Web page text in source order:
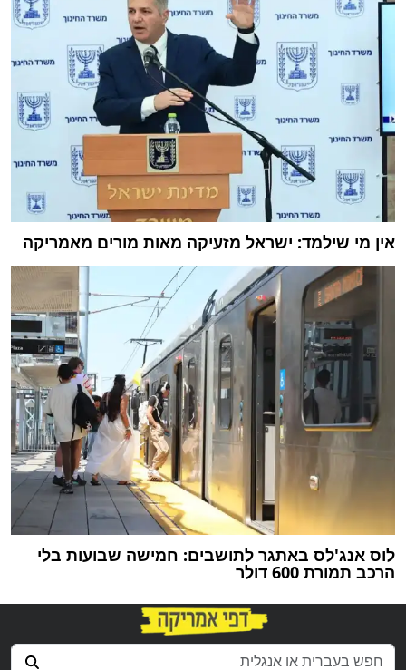
אין מי שילמד: ישראל מזעיקה מאות מורים מאמריקה
לוס אנג'לס באתגר לתושבים: חמישה שבועות בלי
הרכב תמורת 600 דולר